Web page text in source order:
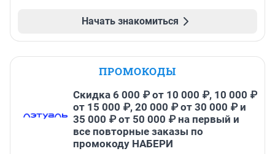
Начать знакомиться
ПРОМОКОДЫ
Скидка 6 000 ₽ от 10 000 ₽, 10 000 ₽
от 15 000 ₽, 20 000 ₽ от 30 000 ₽ и
35 000 ₽ от 50 000 ₽ на первый и
все повторные заказы по
промокоду НАБЕРИ